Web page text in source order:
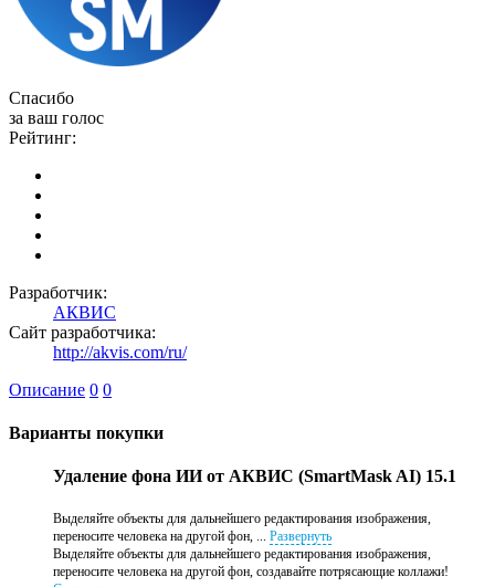
Спасибо
за ваш голос
Рейтинг:
Разработчик:
АКВИС
Сайт разработчика:
http://akvis.com/ru/
Описание 0 0
Варианты покупки
Удаление фона ИИ от АКВИС (SmartMask AI) 15.1
Выделяйте объекты для дальнейшего редактирования изображения,
переносите человека на другой фон, ... Развернуть
Выделяйте объекты для дальнейшего редактирования изображения,
переносите человека на другой фон, создавайте потрясающие коллажи!